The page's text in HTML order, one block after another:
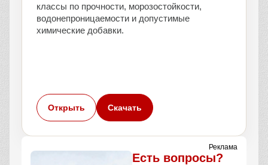
классы по прочности, морозостойкости,
водонепроницаемости и допустимые
химические добавки.
Открыть Скачать
Реклама
Есть вопросы?